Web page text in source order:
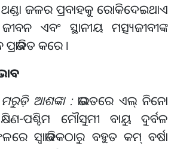
ଜଳର ପ୍ରବାହକୁ ରୋକିଦେଇଥାଏ
ଏବଂ ସ୍ଥାନୀୟ ମତ୍ସ୍ୟଜୀବୀଙ୍କ
ପ୍ରଭାବିତ କରେ ।
ଆଶଙ୍କା :ଭାରତରେ ଏଲ୍ ନିନୋ
ପଶ୍ଚିମ ମୌସୁମୀ ବାୟୁ ଦୁର୍ବଳ
ସ୍ୱାଭାବିକଠାରୁ ବହୁତ କମ୍ ବର୍ଷା